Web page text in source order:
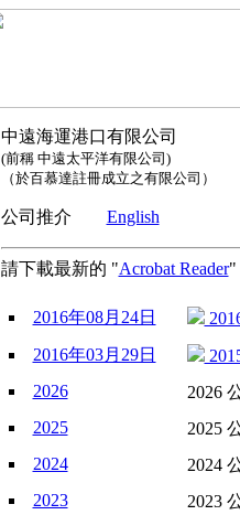
中遠海運港口有限公司
(前稱 中遠太平洋有限公司)
（於百慕達註冊成立之有限公司）
公司推介 English
請下載最新的 "Acrobat Reader"
2016年08月24日
2016年03月29日
2026
2026
2025
2025
2024
2024
2023
2023